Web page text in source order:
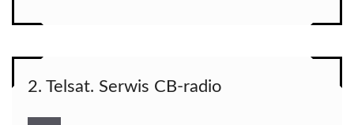
2. Telsat. Serwis CB-radio